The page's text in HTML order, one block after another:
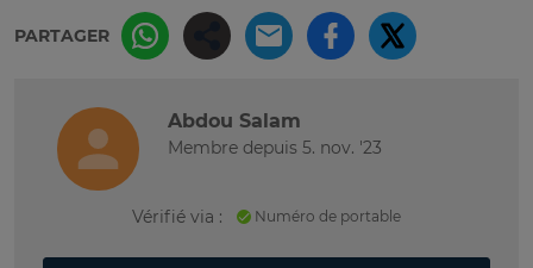
PARTAGER
Abdou Salam
Membre depuis 5. nov. '23
Vérifié via : Numéro de portable